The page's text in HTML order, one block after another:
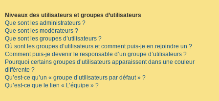
Niveaux des utilisateurs et groupes d’utilisateurs
Que sont les administrateurs ?
Que sont les modérateurs ?
Que sont les groupes d’utilisateurs ?
Où sont les groupes d’utilisateurs et comment puis-je en rejoindre un ?
Comment puis-je devenir le responsable d’un groupe d’utilisateurs ?
Pourquoi certains groupes d’utilisateurs apparaissent dans une couleur
différente ?
Qu’est-ce qu’un « groupe d’utilisateurs par défaut » ?
Qu’est-ce que le lien « L’équipe » ?